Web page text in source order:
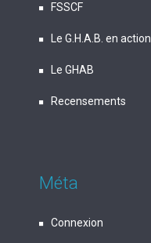
FSSCF
Le G.H.A.B. en action
Le GHAB
Recensements
Méta
Connexion